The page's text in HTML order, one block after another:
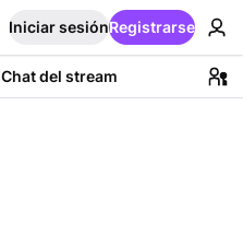
Iniciar sesiónRegistrarse
Chat del stream